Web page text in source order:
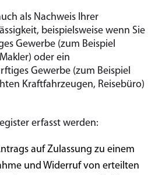
als Nachweis Ihrer
beispielsweise wenn Sie
Gewerbe (zum Beispiel
oder ein
Gewerbe (zum Beispiel
Kraftfahrzeugen, Reisebüro)
erfasst werden:
auf Zulassung zu einem
und Widerruf von erteilten